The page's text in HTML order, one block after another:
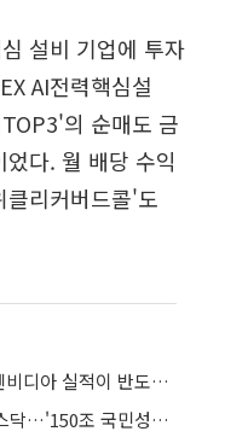
설비 기업에 투자
AI전력핵심설
의 순매도 금
다. 월 배당 수익
리커버드콜'도
금리 급등에 코스피 변동성 확대…엔비디아 실적이 반도체 투심 가른다
코스피 날아가는데, 박스권 갇힌 코스닥…'150조 국민성장펀드' 구원투수 될까